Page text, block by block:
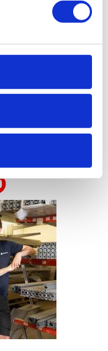
Göteborg
- 13:00